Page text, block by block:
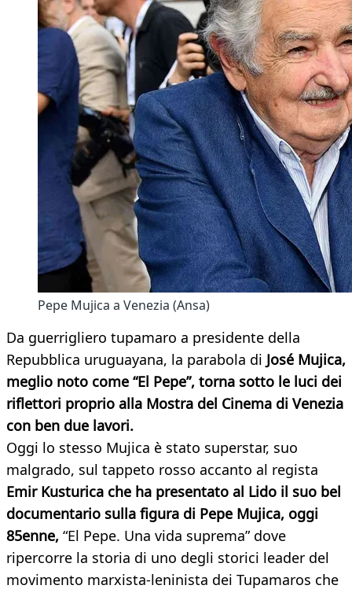
Pepe Mujica a Venezia (Ansa)
Da guerrigliero tupamaro a presidente della
Repubblica uruguayana, la parabola di José Mujica,
meglio noto come “El Pepe”, torna sotto le luci dei
riflettori proprio alla Mostra del Cinema di Venezia
con ben due lavori.
Oggi lo stesso Mujica è stato superstar, suo
malgrado, sul tappeto rosso accanto al regista
Emir Kusturica che ha presentato al Lido il suo bel
documentario sulla figura di Pepe Mujica, oggi
85enne, “El Pepe. Una vida suprema” dove
ripercorre la storia di uno degli storici leader del
movimento marxista-leninista dei Tupamaros che